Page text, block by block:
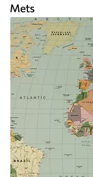
Mets